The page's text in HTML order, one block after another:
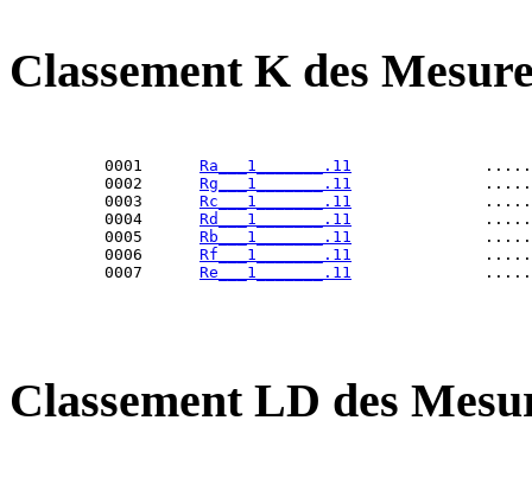
Classement K des
          0001
Ra___1_______.11
          0002
Rg___1_______.11
          0003
Rc___1_______.11
          0004
Rd___1_______.11
          0005
Rb___1_______.11
          0006
Rf___1_______.11
          0007
Re___1_______.11
Classement LD des